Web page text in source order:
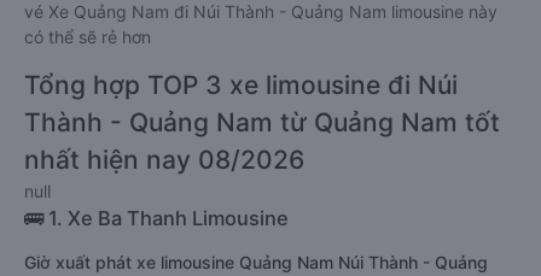
vé Xe Quảng Nam đi Núi Thành - Quảng Nam limousine này
có thể sẽ rẻ hơn
Tổng hợp TOP 3 xe limousine đi Núi
Thành - Quảng Nam từ Quảng Nam tốt
nhất hiện nay 08/2026
null
🚌 1. Xe Ba Thanh Limousine
Giờ xuất phát xe limousine Quảng Nam Núi Thành - Quảng